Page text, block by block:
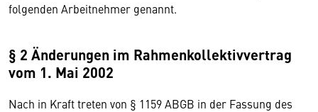
folgenden Arbeitnehmer genannt.
§ 2 Änderungen im Rahmenkollektivvertrag
vom 1. Mai 2002
Nach in Kraft treten von § 1159 ABGB in der Fassung des